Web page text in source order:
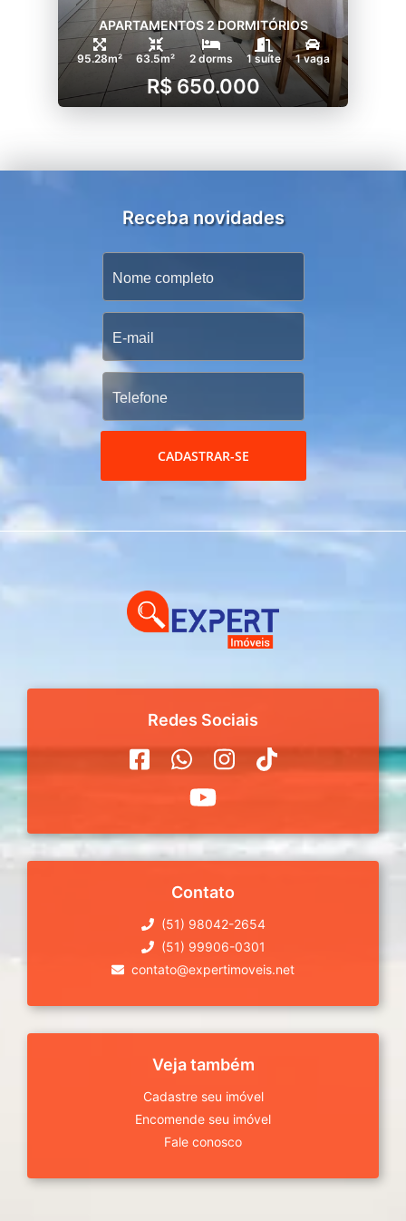
APARTAMENTOS 2 DORMITÓRIOS
95.28m² 63.5m² 2 dorms 1 suíte 1 vaga
R$ 650.000
Receba novidades
CADASTRAR-SE
Redes Sociais
Contato
(51) 98042-2654
(51) 99906-0301
contato@expertimoveis.net
Veja também
Cadastre seu imóvel
Encomende seu imóvel
Fale conosco